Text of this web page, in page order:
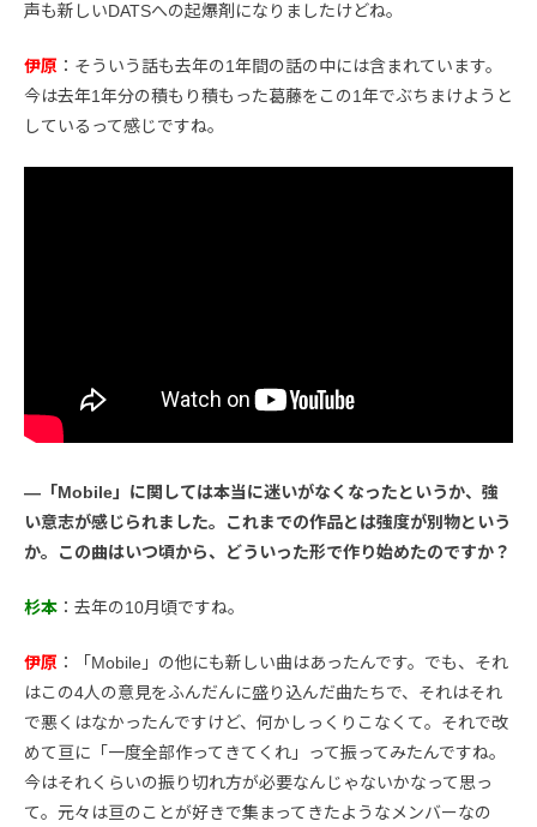
声も新しいDATSへの起爆剤になりましたけどね。
伊原 ：そういう話も去年の1年間の話の中には含まれています。
今は去年1年分の積もり積もった葛藤をこの1年でぶちまけようと
しているって感じですね。
―「Mobile」に関しては本当に迷いがなくなったというか、強
い意志が感じられました。これまでの作品とは強度が別物という
か。この曲はいつ頃から、どういった形で作り始めたのですか？
杉本 ：去年の10月頃ですね。
伊原 ：「Mobile」の他にも新しい曲はあったんです。でも、それ
はこの4人の意見をふんだんに盛り込んだ曲たちで、それはそれ
で悪くはなかったんですけど、何かしっくりこなくて。それで改
めて亘に「一度全部作ってきてくれ」って振ってみたんですね。
今はそれくらいの振り切れ方が必要なんじゃないかなって思っ
て。元々は亘のことが好きで集まってきたようなメンバーなの